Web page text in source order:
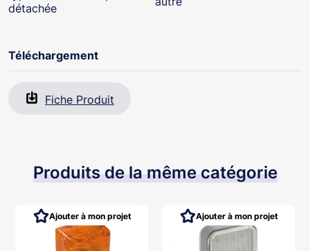
détachée
Téléchargement
Fiche Produit
Produits de la même catégorie
Ajouter à mon projet Ajouter à mon projet